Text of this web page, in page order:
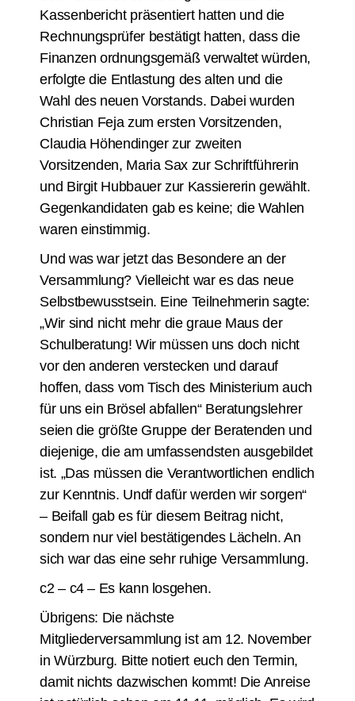
Kassenbericht präsentiert hatten und die
Rechnungsprüfer bestätigt hatten, dass die
Finanzen ordnungsgemäß verwaltet würden,
erfolgte die Entlastung des alten und die
Wahl des neuen Vorstands. Dabei wurden
Christian Feja zum ersten Vorsitzenden,
Claudia Höhendinger zur zweiten
Vorsitzenden, Maria Sax zur Schriftführerin
und Birgit Hubbauer zur Kassiererin gewählt.
Gegenkandidaten gab es keine; die Wahlen
waren einstimmig.
Und was war jetzt das Besondere an der
Versammlung? Vielleicht war es das neue
Selbstbewusstsein. Eine Teilnehmerin sagte:
„Wir sind nicht mehr die graue Maus der
Schulberatung! Wir müssen uns doch nicht
vor den anderen verstecken und darauf
hoffen, dass vom Tisch des Ministerium auch
für uns ein Brösel abfallen“ Beratungslehrer
seien die größte Gruppe der Beratenden und
diejenige, die am umfassendsten ausgebildet
ist. „Das müssen die Verantwortlichen endlich
zur Kenntnis. Undf dafür werden wir sorgen“
– Beifall gab es für diesem Beitrag nicht,
sondern nur viel bestätigendes Lächeln. An
sich war das eine sehr ruhige Versammlung.
c2 – c4 – Es kann losgehen.
Übrigens: Die nächste
Mitgliederversammlung ist am 12. November
in Würzburg. Bitte notiert euch den Termin,
damit nichts dazwischen kommt! Die Anreise